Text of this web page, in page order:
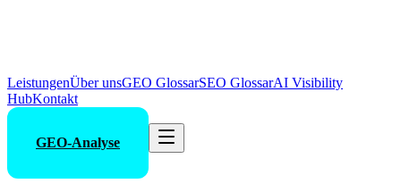
LeistungenÜber unsGEO GlossarSEO GlossarAI Visibility
HubKontakt
GEO-Analyse